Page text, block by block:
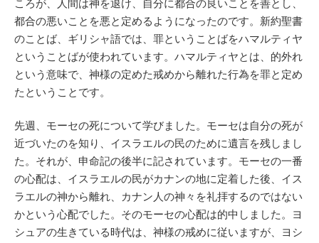
ころが、人間は神を退け、自分に都合の良いことを善とし、
都合の悪いことを悪と定めるようになったのです。新約聖書
のことば、ギリシャ語では、罪ということばをハマルティヤ
ということばが使われています。ハマルティヤとは、的外れ
という意味で、神様の定めた戒めから離れた行為を罪と定め
たということです。
先週、モーセの死について学びました。モーセは自分の死が
近づいたのを知り、イスラエルの民のために遺言を残しまし
た。それが、申命記の後半に記されています。モーセの一番
の心配は、イスラエルの民がカナンの地に定着した後、イス
ラエルの神から離れ、カナン人の神々を礼拝するのではない
かという心配でした。そのモーセの心配は的中しました。ヨ
シュアの生きている時代は、神様の戒めに従いますが、ヨシ